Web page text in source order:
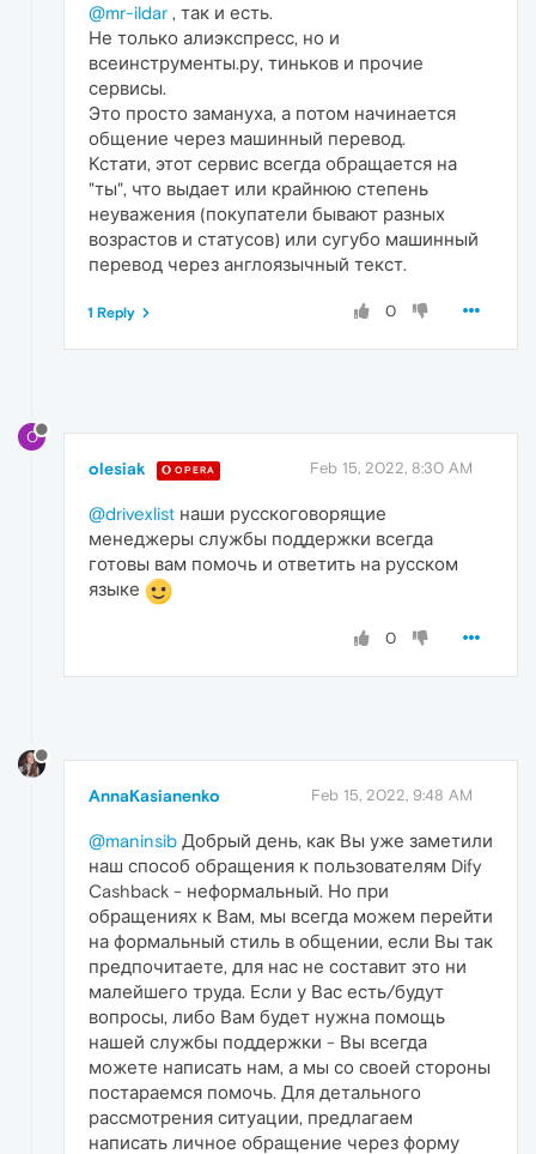
@mr-ildar , так и есть.
Не только алиэкспресс, но и
всеинструменты.ру, тиньков и прочие
сервисы.
Это просто замануха, а потом начинается
общение через машинный перевод.
Кстати, этот сервис всегда обращается на
"ты", что выдает или крайнюю степень
неуважения (покупатели бывают разных
возрастов и статусов) или сугубо машинный
перевод через англоязычный текст.
0
1 Reply
O
olesiak OPERA Feb 15, 2022, 8:30 AM
@drivexlist наши русскоговорящие
менеджеры службы поддержки всегда
готовы вам помочь и ответить на русском
языке
0
AnnaKasianenko Feb 15, 2022, 9:48 AM
@maninsib Добрый день, как Вы уже заметили
наш способ обращения к пользователям Dify
Cashback - неформальный. Но при
обращениях к Вам, мы всегда можем перейти
на формальный стиль в общении, если Вы так
предпочитаете, для нас не составит это ни
малейшего труда. Если у Вас есть/будут
вопросы, либо Вам будет нужна помощь
нашей службы поддержки - Вы всегда
можете написать нам, а мы со своей стороны
постараемся помочь. Для детального
рассмотрения ситуации, предлагаем
написать личное обращение через форму